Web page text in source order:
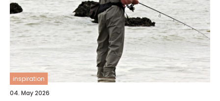
inspiration
04. May 2026